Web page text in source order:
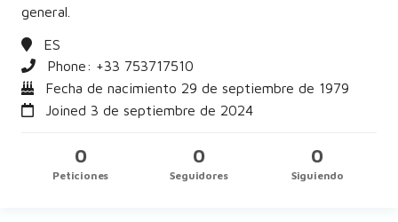
general.
ES
Phone: +33 753717510
Fecha de nacimiento 29 de septiembre de 1979
Joined 3 de septiembre de 2024
0
Peticiones
0
Seguidores
0
Siguiendo